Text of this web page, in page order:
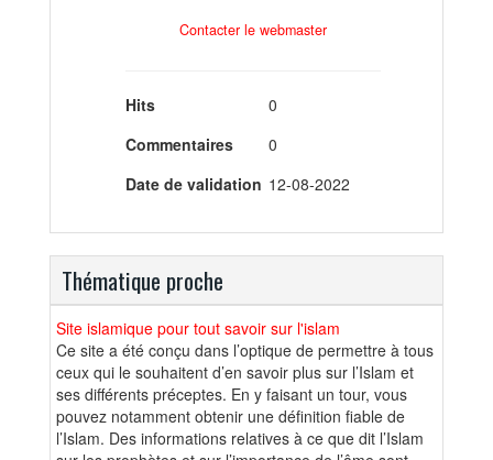
Contacter le webmaster
Hits
0
Commentaires
0
Date de validation 12-08-2022
Thématique proche
Site islamique pour tout savoir sur l'islam
Ce site a été conçu dans l’optique de permettre à tous
ceux qui le souhaitent d’en savoir plus sur l’Islam et
ses différents préceptes. En y faisant un tour, vous
pouvez notamment obtenir une définition fiable de
l’Islam. Des informations relatives à ce que dit l’Islam